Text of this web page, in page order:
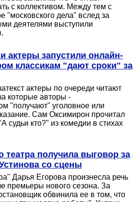
с коллективом. Между тем с
"московского дела" вслед за
деятелями выступили
актеры запустили онлайн-
классикам "дают сроки" за
актеры по очереди читают
которые авторы -
"получают" уголовное или
Сам Оксимирон прочитал
судьи кто?" из комедии в стихах
театра получила выговор за
со сцены
Дарья Егорова произнесла речь
премьеры нового сезона. За
обвинила ее в том, что